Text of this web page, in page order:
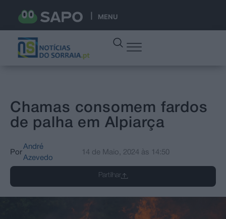
MENU
Chamas consomem fardos
de palha em Alpiarça
Por
André
Azevedo
14 de Maio, 2024 às 14:50
Partilhar